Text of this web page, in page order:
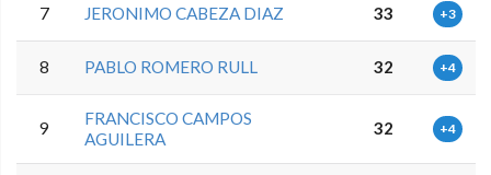
7 JERONIMO CABEZA DIAZ 33 +3
8 PABLO ROMERO RULL 32 +4
9
FRANCISCO CAMPOS
AGUILERA
32 +4